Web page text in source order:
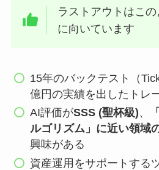
ラストアウトはこ
に向いています
15年のバックテスト（
億円の実績を出したトレ
AI評価がSSS (聖杯級)、
ルゴリズム」に近い領域
興味がある
資産運用をサポートする